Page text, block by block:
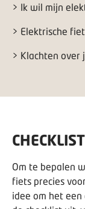
> Ik wil mijn
> Elektrische
> Klachten
Om te bepalen
fiets precies
idee om het